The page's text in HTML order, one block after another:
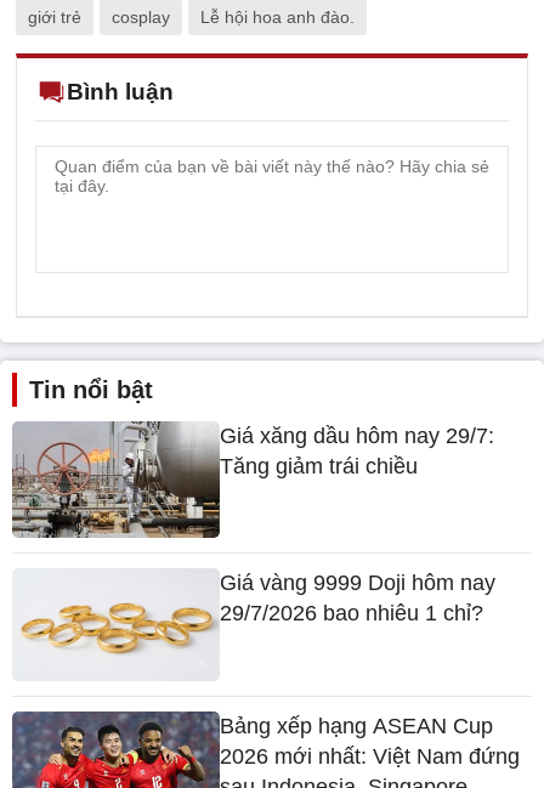
giới trẻ cosplay Lễ hội hoa anh đào.
Bình luận
Tin nổi bật
Giá xăng dầu hôm nay 29/7:
Tăng giảm trái chiều
Giá vàng 9999 Doji hôm nay
29/7/2026 bao nhiêu 1 chỉ?
Bảng xếp hạng ASEAN Cup
2026 mới nhất: Việt Nam đứng